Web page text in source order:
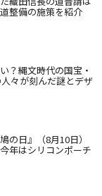
整備の施策を紹介
？縄文時代の国宝・
々が刻んだ謎とデザ
の日』（8月10日）
年はシリコンポーチ